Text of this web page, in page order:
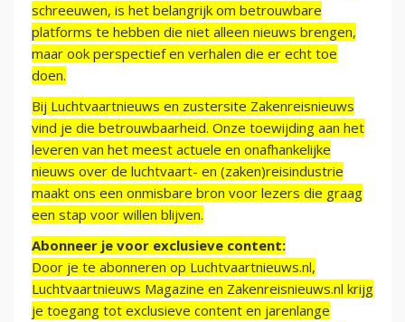
schreeuwen, is het belangrijk om betrouwbare
platforms te hebben die niet alleen nieuws brengen,
maar ook perspectief en verhalen die er echt toe
doen.
Bij Luchtvaartnieuws en zustersite Zakenreisnieuws
vind je die betrouwbaarheid. Onze toewijding aan het
leveren van het meest actuele en onafhankelijke
nieuws over de luchtvaart- en (zaken)reisindustrie
maakt ons een onmisbare bron voor lezers die graag
een stap voor willen blijven.
Abonneer je voor exclusieve content:
Door je te abonneren op Luchtvaartnieuws.nl,
Luchtvaartnieuws Magazine en Zakenreisnieuws.nl krijg
je toegang tot exclusieve content en jarenlange